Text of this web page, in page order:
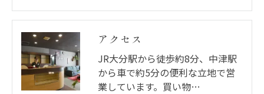
アクセス
JR大分駅から徒歩約8分、中津駅
から車で約5分の便利な立地で営
業しています。買い物…